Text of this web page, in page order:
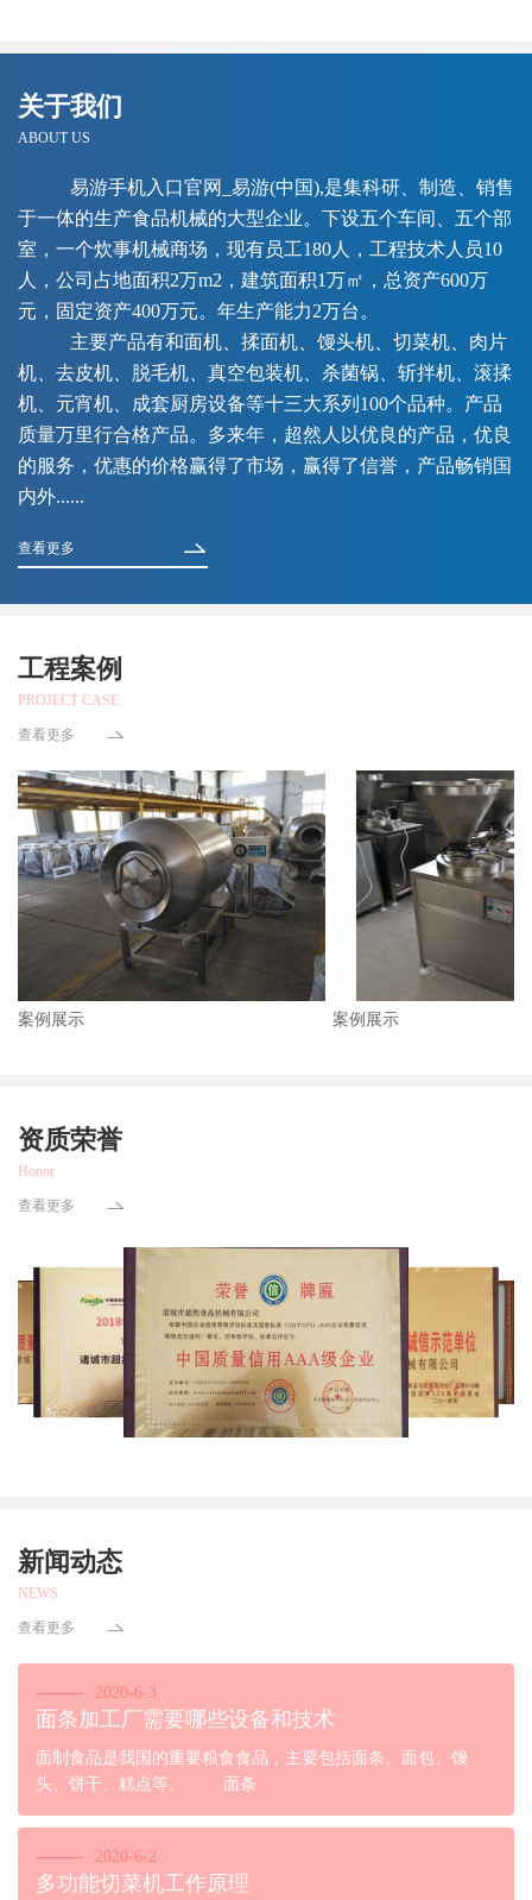
关于我们
ABOUT US
易游手机入口官网_易游(中国),是集科研、制造、销售
于一体的生产食品机械的大型企业。下设五个车间、五个部
室，一个炊事机械商场，现有员工180人，工程技术人员10
人，公司占地面积2万m2，建筑面积1万㎡，总资产600万
元，固定资产400万元。年生产能力2万台。
主要产品有和面机、揉面机、馒头机、切菜机、肉片
机、去皮机、脱毛机、真空包装机、杀菌锅、斩拌机、滚揉
机、元宵机、成套厨房设备等十三大系列100个品种。产品
质量万里行合格产品。多来年，超然人以优良的产品，优良
的服务，优惠的价格赢得了市场，赢得了信誉，产品畅销国
内外......
查看更多
工程案例
PROJECT CASE
查看更多
案例展示 案例展示
资质荣誉
Honor
查看更多
新闻动态
NEWS
查看更多
2020-6-3
面条加工厂需要哪些设备和技术
面制食品是我国的重要粮食食品，主要包括面条、面包、馒
头、饼干、糕点等。 面条
2020-6-2
多功能切菜机工作原理